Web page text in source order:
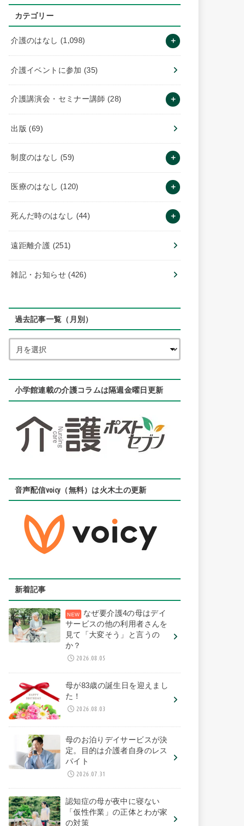
カテゴリー
介護のはなし (1,098)
介護イベントに参加 (35)
介護講演会・セミナー講師 (28)
出版 (69)
制度のはなし (59)
医療のはなし (120)
死んだ時のはなし (44)
遠距離介護 (251)
雑記・お知らせ (426)
過去記事一覧（月別）
小学館連載の介護コラムは隔週金曜日更新
音声配信voicy（無料）は火木土の更新
新着記事
なぜ要介護4の母はデイ
サービスの他の利用者さんを
見て「大変そう」と言うの
か？
2026.08.05
母が83歳の誕生日を迎えまし
た！
2026.08.03
母のお泊りデイサービスが決
定。目的は介護者自身のレス
パイト
2026.07.31
認知症の母が夜中に寝ない
「仮性作業」の正体とわが家
の対策